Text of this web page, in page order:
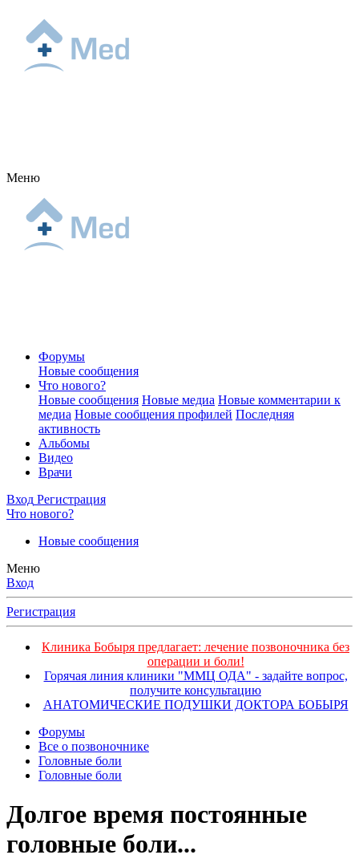
Меню
Форумы
Новые сообщения
Что нового?
Новые сообщения Новые медиа Новые комментарии к
медиа Новые сообщения профилей Последняя
активность
Альбомы
Видео
Врачи
Вход Регистрация
Что нового?
Новые сообщения
Меню
Вход
Регистрация
Клиника Бобыря предлагает: лечение позвоночника без
операции и боли!
Горячая линия клиники "ММЦ ОДА" - задайте вопрос,
получите консультацию
АНАТОМИЧЕСКИЕ ПОДУШКИ ДОКТОРА БОБЫРЯ
Форумы
Все о позвоночнике
Головные боли
Головные боли
Долгое время постоянные
головные боли...